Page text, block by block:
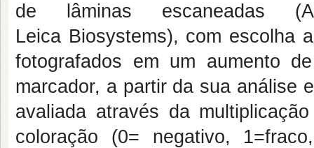
de lâminas escaneadas
Leica Biosystems), com escolha
fotografados em um aumento
marcador, a partir da sua análise
avaliada através da
coloração (0= negativo,